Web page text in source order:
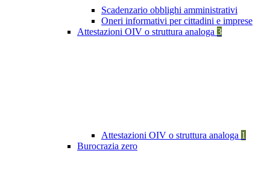
Scadenzario obblighi amministrativi
Oneri informativi per cittadini e imprese
Attestazioni OIV o struttura analoga 3
Attestazioni OIV o struttura analoga 1
Burocrazia zero